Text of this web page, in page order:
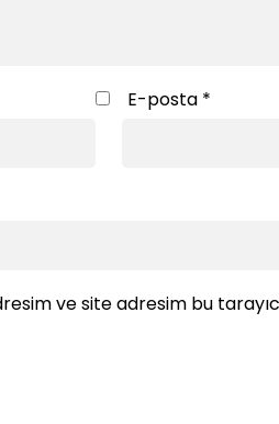
E-posta *
ve site adresim bu